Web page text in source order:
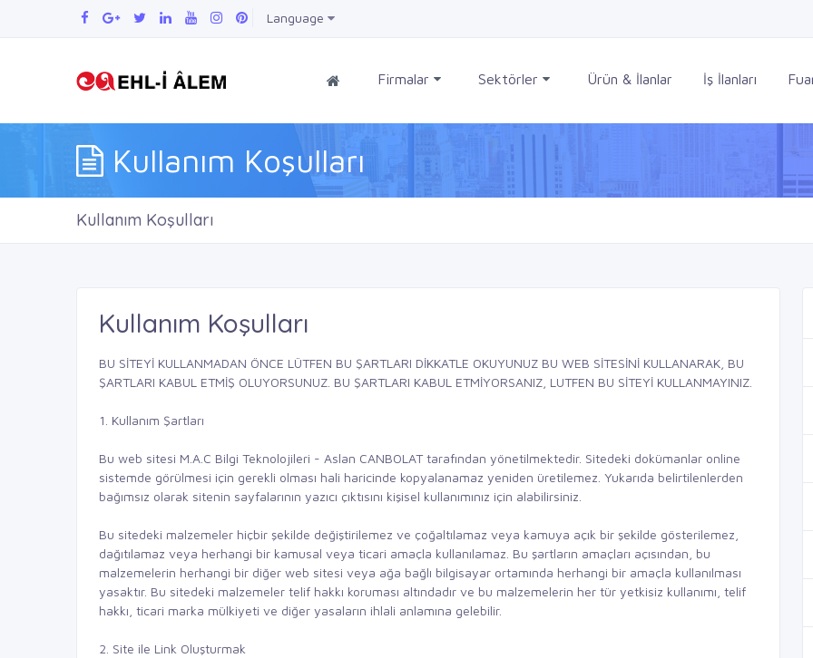
Language
Firmalar Sektörler Ürün & İlanlar İş İlanları
Kullanım Koşulları
Kullanım Koşulları
Kullanım Koşulları
BU SİTEYİ KULLANMADAN ÖNCE LÜTFEN BU ŞARTLARI DİKKATLE OKUYUNUZ BU WEB SİTESİNİ KULLANARAK, BU
ŞARTLARI KABUL ETMİŞ OLUYORSUNUZ. BU ŞARTLARI KABUL ETMİYORSANIZ, LUTFEN BU SİTEYİ KULLANMAYINIZ.
1. Kullanım Şartları
Bu web sitesi M.A.C Bilgi Teknolojileri - Aslan CANBOLAT tarafından yönetilmektedir. Sitedeki dokümanlar online
sistemde görülmesi için gerekli olması hali haricinde kopyalanamaz yeniden üretilemez. Yukarıda belirtilenlerden
bağımsız olarak sitenin sayfalarının yazıcı çıktısını kişisel kullanımınız için alabilirsiniz.
Bu sitedeki malzemeler hiçbir şekilde değiştirilemez ve çoğaltılamaz veya kamuya açık bir şekilde gösterilemez,
dağıtılamaz veya herhangi bir kamusal veya ticari amaçla kullanılamaz. Bu şartların amaçları açısından, bu
malzemelerin herhangi bir diğer web sitesi veya ağa bağlı bilgisayar ortamında herhangi bir amaçla kullanılması
yasaktır. Bu sitedeki malzemeler telif hakkı koruması altındadır ve bu malzemelerin her tür yetkisiz kullanımı, telif
hakkı, ticari marka mülkiyeti ve diğer yasaların ihlali anlamına gelebilir.
2. Site ile Link Oluşturmak